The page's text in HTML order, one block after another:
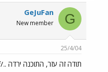
G
GeJuFan
New member
25/4/04
תודה זה עזר, התוכנה ירדה ../images/Emo13.gif